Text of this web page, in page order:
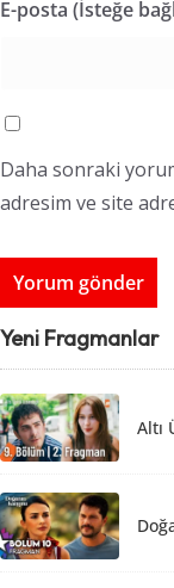
E-posta (İsteğe
Daha sonraki
adresim ve site
Yeni Fragmanlar
Altı